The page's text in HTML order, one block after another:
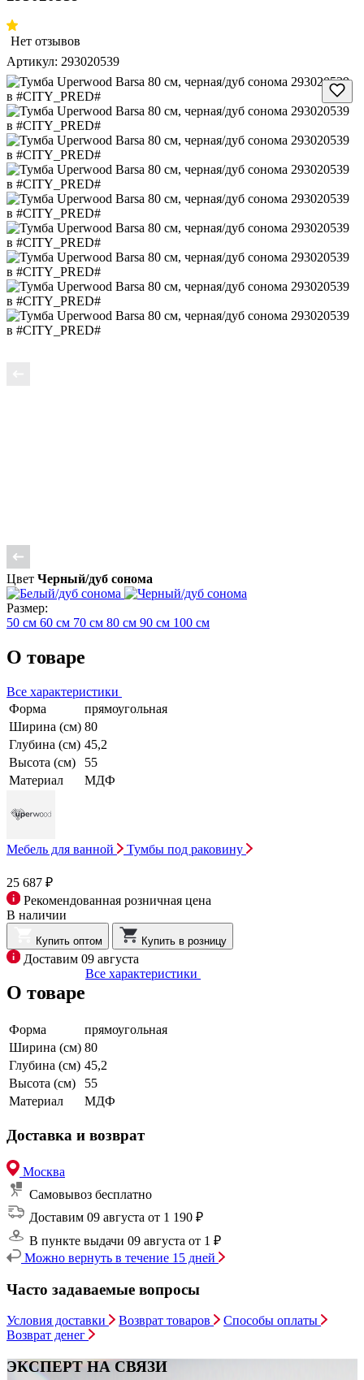
Нет отзывов
Артикул: 293020539
Цвет Черный/дуб сонома
Размер:
50 см 60 см 70 см 80 см 90 см 100 см
О товаре
Все характеристики
Форма
прямоугольная
Ширина (см) 80
Глубина (см) 45,2
Высота (см)
55
Материал
МДФ
Мебель для ванной Тумбы под раковину
25 687 ₽
Рекомендованная розничная цена
В наличии
Купить оптом Купить в розницу
Доставим 09 августа
О товаре
Все характеристики
Форма
прямоугольная
Ширина (см) 80
Глубина (см) 45,2
Высота (см)
55
Материал
МДФ
Доставка и возврат
Москва
Самовывоз бесплатно
Доставим 09 августа от 1 190 ₽
В пункте выдачи 09 августа от 1 ₽
Можно вернуть в течение 15 дней
Часто задаваемые вопросы
Условия доставки Возврат товаров
Способы оплаты
Возврат денег
ЭКСПЕРТ НА СВЯЗИ